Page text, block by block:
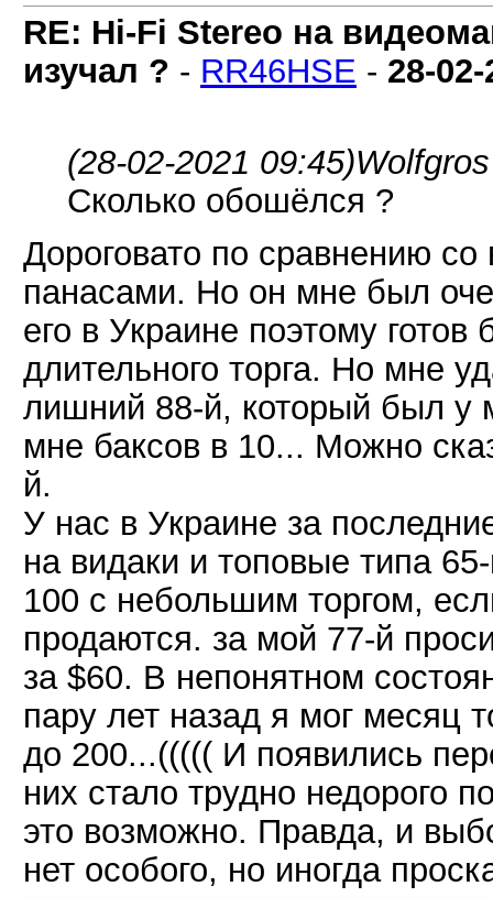
RE: Hi-Fi Stereo на
изучал ? - RR46HSE - 28-
(28-02-2021 09:45)
Сколько обошёлся ?
Дороговато по сравнению
панасами. Но он мне был
его в Украине поэтому
длительного торга. Но мне
лишний 88-й, который был у
мне баксов в 10... Можно
й.
У нас в Украине за
на видаки и топовые типа
100 с небольшим торгом,
продаются. за мой 77-й
за $60. В непонятном
пару лет назад я мог месяц
до 200...((((( И появились
них стало трудно недорого
это возможно. Правда, и
нет особого, но иногда